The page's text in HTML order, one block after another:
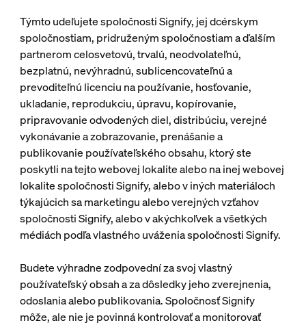
Týmto udeľujete spoločnosti Signify, jej dcérskym
spoločnostiam, pridruženým spoločnostiam a ďalším
partnerom celosvetovú, trvalú, neodvolateľnú,
bezplatnú, nevýhradnú, sublicencovateľnú a
prevoditeľnú licenciu na používanie, hosťovanie,
ukladanie, reprodukciu, úpravu, kopírovanie,
pripravovanie odvodených diel, distribúciu, verejné
vykonávanie a zobrazovanie, prenášanie a
publikovanie používateľského obsahu, ktorý ste
poskytli na tejto webovej lokalite alebo na inej webovej
lokalite spoločnosti Signify, alebo v iných materiáloch
týkajúcich sa marketingu alebo verejných vzťahov
spoločnosti Signify, alebo v akýchkoľvek a všetkých
médiách podľa vlastného uváženia spoločnosti Signify.
Budete výhradne zodpovední za svoj vlastný
používateľský obsah a za dôsledky jeho zverejnenia,
odoslania alebo publikovania. Spoločnosť Signify
môže, ale nie je povinná kontrolovať a monitorovať